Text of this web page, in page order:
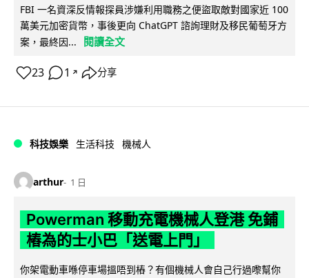
FBI 一名資深反情報探員涉嫌利用職務之便盜取敵對國家近 100
萬美元加密貨幣，事後更向 ChatGPT 諮詢理財及移民葡萄牙方
案，最終因...
閱讀全文
23 1 ↗ 分享
科技娛樂 生活科技 機械人
arthur 1 日
Powerman 移動充電機械人登港 免鋪
樁為的士小巴「送電上門」
你架電動車喺停車場搵唔到樁？有個機械人會自己行過嚟幫你